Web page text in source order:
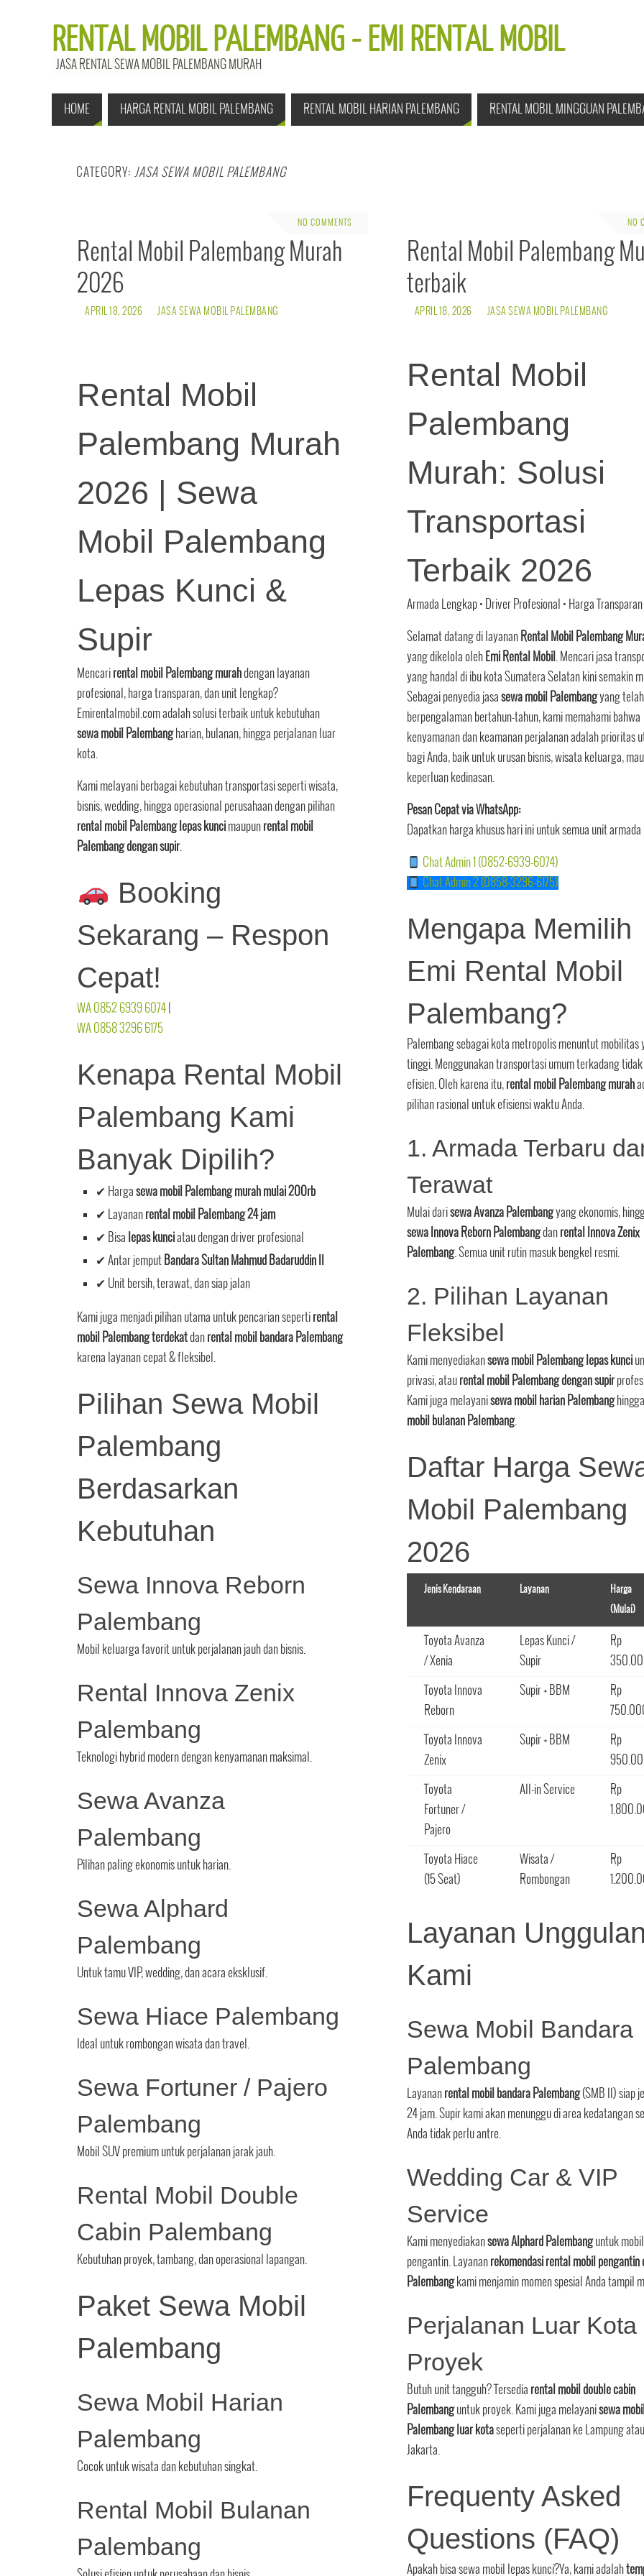
RENTAL MOBIL PALEMBANG - EMI RENTAL MOBIL
JASA RENTAL SEWA MOBIL PALEMBANG MURAH
HOME HARGA RENTAL MOBIL PALEMBANG RENTAL MOBIL HARIAN PALEMBANG RENTAL MOBIL MINGGUAN
CATEGORY: JASA SEWA MOBIL PALEMBANG
NO COMMENTS
Rental Mobil Palembang Murah
2026
APRIL 18, 2026 JASA SEWA MOBIL PALEMBANG
Rental Mobil
Palembang Murah
2026 | Sewa
Mobil Palembang
Lepas Kunci &
Supir
Mencari rental mobil Palembang murahdengan layanan
profesional, harga transparan, dan unit lengkap?
Emirentalmobil.com adalah solusi terbaik untuk kebutuhan
sewa mobil Palembangharian, bulanan, hingga perjalanan luar
kota.
Kami melayani berbagai kebutuhan transportasi seperti wisata,
bisnis, wedding, hingga operasional perusahaan dengan pilihan
rental mobil Palembang lepas kunci maupun rental mobil
Palembang dengan supir.
Booking
Sekarang – Respon
Cepat!
WA 0852 6939 6074
WA 0858 3296 6175
Kenapa Rental Mobil
Palembang Kami
Banyak Dipilih?
✔ Harga sewa mobil Palembang murah mulai 200rb
✔ Layanan rental mobil Palembang 24 jam
✔ Bisa lepas kunciatau dengan driver profesional
✔ Antar jemput Bandara Sultan Mahmud Badaruddin II
✔ Unit bersih, terawat, dan siap jalan
Kami juga menjadi pilihan utama untuk pencarian seperti rental
mobil Palembang terdekatdan rental mobil bandara Palembang
karena layanan cepat & fleksibel.
Pilihan Sewa Mobil
Palembang
Berdasarkan
Kebutuhan
Sewa Innova Reborn
Palembang
Mobil keluarga favorit untuk perjalanan jauh dan bisnis.
Rental Innova Zenix
Palembang
Teknologi hybrid modern dengan kenyamanan maksimal.
Sewa Avanza
Palembang
Pilihan paling ekonomis untuk harian.
Sewa Alphard
Palembang
Untuk tamu VIP, wedding, dan acara eksklusif.
Sewa Hiace Palembang
Ideal untuk rombongan wisata dan travel.
Sewa Fortuner / Pajero
Palembang
Mobil SUV premium untuk perjalanan jarak jauh.
Rental Mobil Double
Cabin Palembang
Kebutuhan proyek, tambang, dan operasional lapangan.
Paket Sewa Mobil
Palembang
Sewa Mobil Harian
Palembang
Cocok untuk wisata dan kebutuhan singkat.
Rental Mobil Bulanan
Palembang
NO
Rental Mobil Palembang
terbaik
APRIL 18, 2026 JASA SEWA MOBIL PALEMBANG
Rental Mobil
Palembang
Murah: Solusi
Transportasi
Terbaik 2026
Armada Lengkap • Driver Profesional • Harga Transparan
Selamat datang di layanan Rental Mobil Palembang
yang dikelola oleh Emi Rental Mobil . Mencari jasa
yang handal di ibu kota Sumatera Selatan kini semakin
Sebagai penyedia jasa sewa mobil Palembangyang telah
berpengalaman bertahun-tahun, kami memahami bahwa
kenyamanan dan keamanan perjalanan adalah prioritas
bagi Anda, baik untuk urusan bisnis, wisata keluarga,
keperluan kedinasan.
Pesan Cepat via WhatsApp:
Dapatkan harga khusus hari ini untuk semua unit armada
Chat Admin 1 (0852-6939-6074)
Chat Admin 2 (0858-3296-6175)
Mengapa Memilih
Emi Rental Mobil
Palembang?
Palembang sebagai kota metropolis menuntut mobilitas
tinggi. Menggunakan transportasi umum terkadang tidak
efisien. Oleh karena itu, rental mobil Palembang murah
pilihan rasional untuk efisiensi waktu Anda.
1. Armada Terbaru
Terawat
Mulai darisewa Avanza Palembangyang ekonomis,
sewa Innova Reborn Palembangdan rental Innova Zenix
Palembang. Semua unit rutin masuk bengkel resmi.
2. Pilihan Layanan
Fleksibel
Kami menyediakansewa mobil Palembang lepas kunci
privasi, atau rental mobil Palembang dengan supir
Kami juga melayanisewa mobil harian Palembanghingga
mobil bulanan Palembang.
Daftar Harga
Mobil Palembang
2026
Jenis Kendaraan Layanan
Harga
(Mulai)
Toyota Avanza
/ Xenia
Lepas Kunci /
Supir
Rp
Toyota Innova
Reborn
Supir + BBM
Rp
Toyota Innova
Zenix
Supir + BBM
Rp
Toyota
Fortuner /
Pajero
All-in Service
Rp
Toyota Hiace
(15 Seat)
Wisata /
Rombongan
Rp
Layanan Unggulan
Kami
Sewa Mobil Bandara
Palembang
Layanan rental mobil bandara Palembang(SMB II) siap
24 jam. Supir kami akan menunggu di area kedatangan
Anda tidak perlu antre.
Wedding Car & VIP
Service
Kami menyediakansewa Alphard Palembanguntuk mobil
pengantin. Layanan rekomendasi rental mobil pengantin
Palembangkami menjamin momen spesial Anda tampil
Perjalanan Luar Kota
Proyek
Butuh unit tangguh? Tersedia rental mobil double cabin
Palembanguntuk proyek. Kami juga melayanisewa mobil
Palembang luar kotaseperti perjalanan ke Lampung atau
Jakarta.
Frequenty Asked
Questions (FAQ)
Apakah bisa sewa mobil lepas kunci?Ya, kami adalah